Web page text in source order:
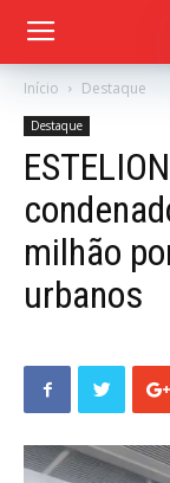
Início Destaque
Destaque
milhão
urbanos